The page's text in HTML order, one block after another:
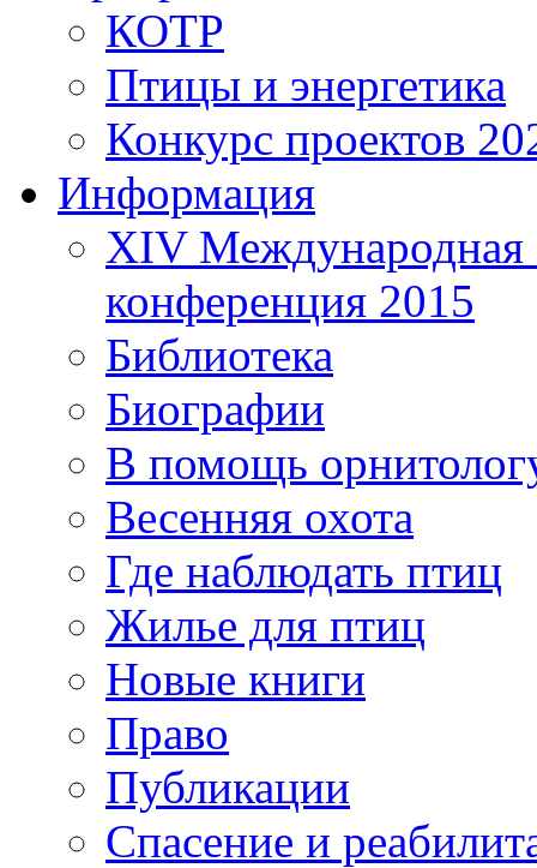
КОТР
Птицы и энергетика
Конкурс проектов
Информация
XIV Международная
конференция 2015
Библиотека
Биографии
В помощь
Весенняя охота
Где наблюдать птиц
Жилье для птиц
Новые книги
Право
Публикации
Спасение и